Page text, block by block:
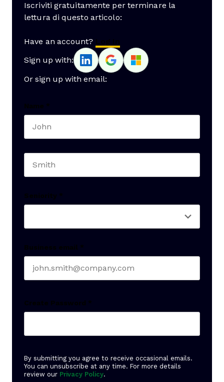
Iscriviti gratuitamente per terminare la
lettura di questo articolo:
Have an account? Log In
Sign up with:
Or sign up with email:
Name *
Seniority *
Business email *
Create Password *
By submitting you agree to receive occasional emails.
You can unsubscribe at any time. For more details
review our Privacy Policy.